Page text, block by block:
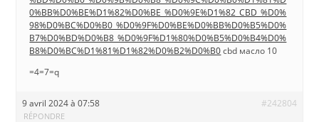
0%BB%D0%BE%D1%82%D0%BE_%D0%9E%D1%82_CBD_%D0%
98%D0%BC%D0%B0_%D0%9F%D0%BE%D0%BB%D0%B5%D0%
B7%D0%BD%D0%B8_%D0%9F%D1%80%D0%B5%D0%B4%D0%
B8%D0%BC%D1%81%D1%82%D0%B2%D0%B0cbd масло 10
=4=7=q
9 avril 2024 à 07:58 #242804
RÉPONDRE